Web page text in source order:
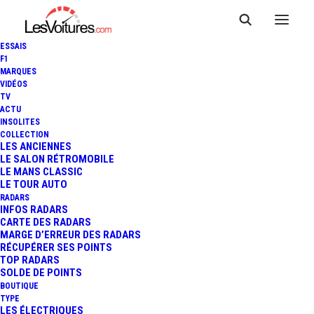
ESSAIS
F1
MARQUES
VIDÉOS
TV
ACTU
INSOLITES
COLLECTION
LES ANCIENNES
LE SALON RÉTROMOBILE
LE MANS CLASSIC
LE TOUR AUTO
RADARS
INFOS RADARS
CARTE DES RADARS
MARGE D’ERREUR DES RADARS
RÉCUPÉRER SES POINTS
TOP RADARS
SOLDE DE POINTS
BOUTIQUE
TYPE
LES ÉLECTRIQUES
5 juin 2014
MITSUBISHI MIEV